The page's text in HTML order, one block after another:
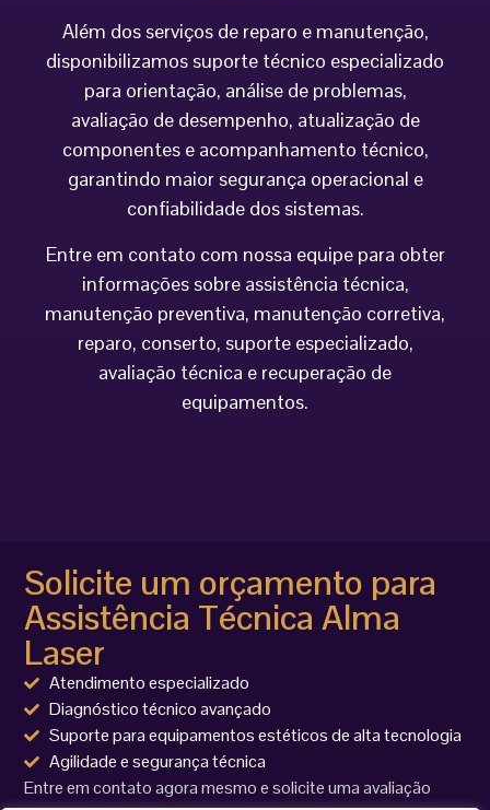
Além dos serviços de reparo e manutenção,
disponibilizamos suporte técnico especializado
para orientação, análise de problemas,
avaliação de desempenho, atualização de
componentes e acompanhamento técnico,
garantindo maior segurança operacional e
confiabilidade dos sistemas.
Entre em contato com nossa equipe para obter
informações sobre assistência técnica,
manutenção preventiva, manutenção corretiva,
reparo, conserto, suporte especializado,
avaliação técnica e recuperação de
equipamentos.
Solicite um orçamento para
Assistência Técnica Alma
Laser
Atendimento especializado
Diagnóstico técnico avançado
Suporte para equipamentos estéticos de alta tecnologia
Agilidade e segurança técnica
Entre em contato agora mesmo e solicite uma avaliação